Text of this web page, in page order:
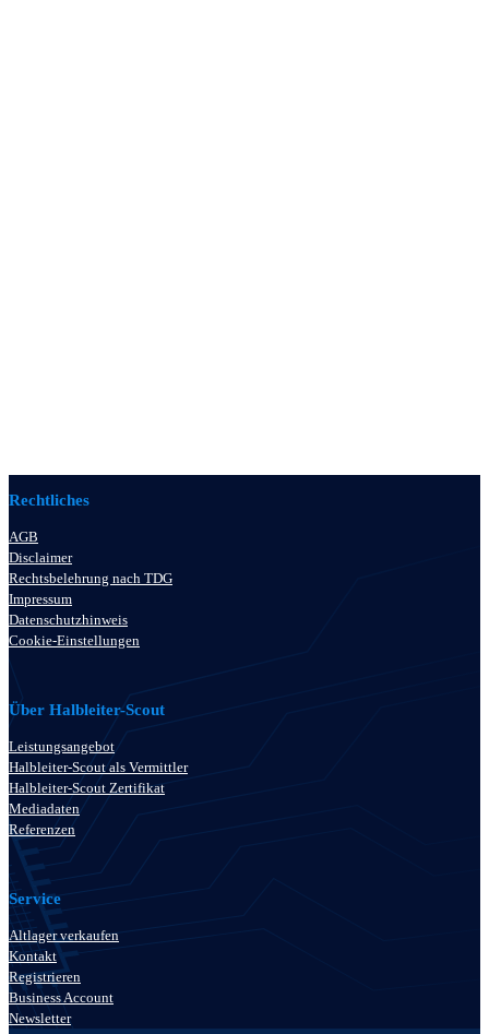
Rechtliches
AGB
Disclaimer
Rechtsbelehrung nach TDG
Impressum
Datenschutzhinweis
Cookie-Einstellungen
Über Halbleiter-Scout
Leistungsangebot
Halbleiter-Scout als Vermittler
Halbleiter-Scout Zertifikat
Mediadaten
Referenzen
Service
Altlager verkaufen
Kontakt
Registrieren
Business Account
Newsletter